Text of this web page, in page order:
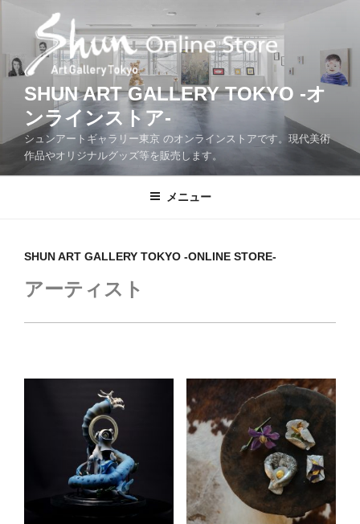
キ
SHUN ART GALLERY TOKYO -オ
ンラインストア-
シュンアートギャラリー東京 のオンラインストアです。現代美術
作品やオリジナルグッズ等を販売します。
メニュー
SHUN ART GALLERY TOKYO -ONLINE STORE-
アーティスト